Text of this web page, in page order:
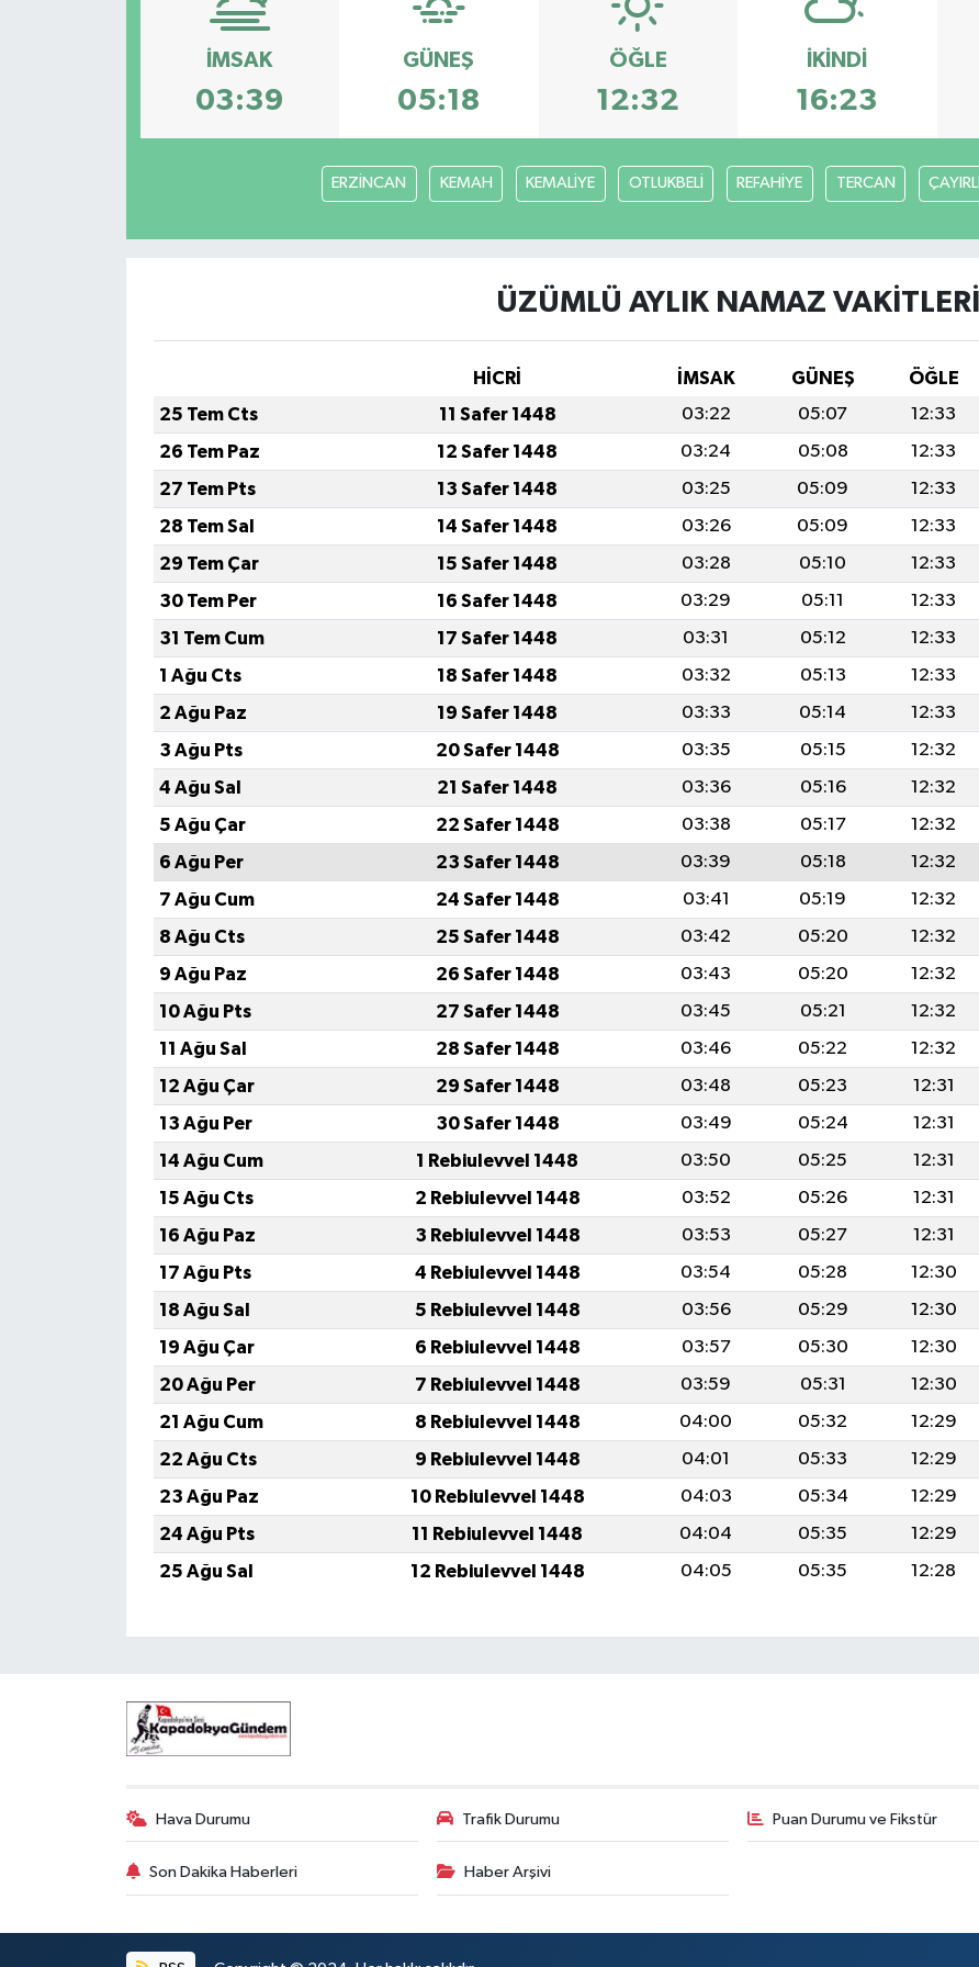
İMSAK
03:39
GÜNEŞ
05:18
ÖĞLE
12:32
İKINDI
16:23
ERZİNCAN KEMAH KEMALİYE OTLUKBELİ REFAHİYE TERCAN ÇAYIRLI
ÜZÜMLÜ AYLIK NAMAZ VAKITLERI
HİCRİ İMSAK GÜNEŞ ÖĞLE
25 Tem Cts
11 Safer 1448 03:22 05:07 12:33
26 Tem Paz
12 Safer 1448 03:24 05:08 12:33
27 Tem Pts
13 Safer 1448 03:25 05:09 12:33
28 Tem Sal
14 Safer 1448 03:26 05:09 12:33
29 Tem Çar
15 Safer 1448 03:28 05:10 12:33
30 Tem Per
16 Safer 1448 03:29 05:11 12:33
31 Tem Cum
17 Safer 1448 03:31 05:12 12:33
1 Ağu Cts
18 Safer 1448 03:32 05:13 12:33
2 Ağu Paz
19 Safer 1448 03:33 05:14 12:33
3 Ağu Pts
20 Safer 1448 03:35 05:15 12:32
4 Ağu Sal
21 Safer 1448 03:36 05:16 12:32
5 Ağu Çar
22 Safer 1448 03:38 05:17 12:32
6 Ağu Per
23 Safer 1448 03:39 05:18 12:32
7 Ağu Cum
24 Safer 1448 03:41 05:19 12:32
8 Ağu Cts
25 Safer 1448 03:42 05:20 12:32
9 Ağu Paz
26 Safer 1448 03:43 05:20 12:32
10 Ağu Pts
27 Safer 1448 03:45 05:21 12:32
11 Ağu Sal
28 Safer 1448 03:46 05:22 12:32
12 Ağu Çar
29 Safer 1448 03:48 05:23 12:31
13 Ağu Per
30 Safer 1448 03:49 05:24 12:31
14 Ağu Cum
1 Rebiulevvel 1448 03:50 05:25 12:31
15 Ağu Cts
2 Rebiulevvel 1448 03:52 05:26 12:31
16 Ağu Paz
3 Rebiulevvel 1448 03:53 05:27 12:31
17 Ağu Pts
4 Rebiulevvel 1448 03:54 05:28 12:30
18 Ağu Sal
5 Rebiulevvel 1448 03:56 05:29 12:30
19 Ağu Çar
6 Rebiulevvel 1448 03:57 05:30 12:30
20 Ağu Per
7 Rebiulevvel 1448 03:59 05:31 12:30
21 Ağu Cum
8 Rebiulevvel 1448 04:00 05:32 12:29
22 Ağu Cts
9 Rebiulevvel 1448 04:01 05:33 12:29
23 Ağu Paz
10 Rebiulevvel 1448 04:03 05:34 12:29
24 Ağu Pts
11 Rebiulevvel 1448 04:04 05:35 12:29
25 Ağu Sal
12 Rebiulevvel 1448 04:05 05:35 12:28
Hava Durumu Trafik Durumu Puan Durumu ve Fikstür
Son Dakika Haberleri Haber Arşivi